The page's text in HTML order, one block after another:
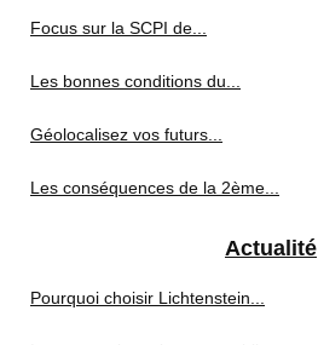
Focus sur la SCPI de...
Les bonnes conditions du...
Géolocalisez vos futurs...
Les conséquences de la 2ème...
Actualité
Pourquoi choisir Lichtenstein...